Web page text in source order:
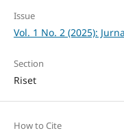
Issue
Vol. 1 No. 2 (2025):
Section
Riset
How to Cite